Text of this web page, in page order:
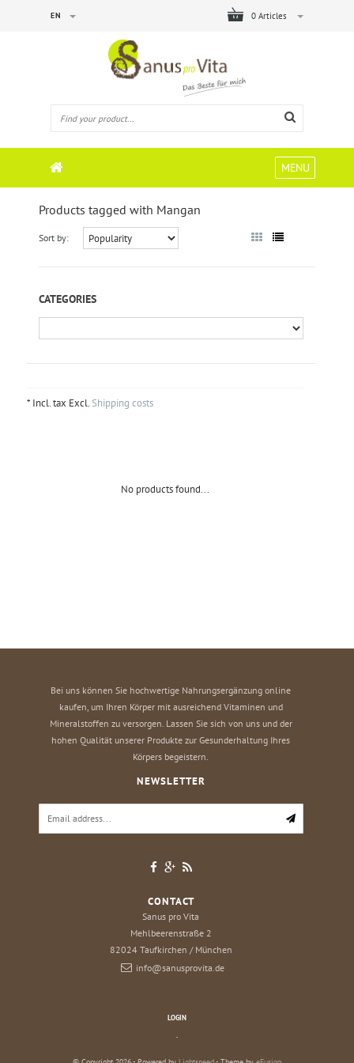
0 Articles
EN
MENU
Products tagged with Mangan
Sort by:
CATEGORIES
* Incl. tax Excl.Shipping costs
No products found...
Bei uns können Sie hochwertige Nahrungsergänzung online
kaufen, um Ihren Körper mit ausreichend Vitaminen und
Mineralstoffen zu versorgen. Lassen Sie sich von uns und der
hohen Qualität unserer Produkte zur Gesunderhaltung Ihres
Körpers begeistern.
NEWSLETTER
CONTACT
Sanus pro Vita
Mehlbeerenstraße 2
82024 Taufkirchen / München
info@sanusprovita.de
LOGIN